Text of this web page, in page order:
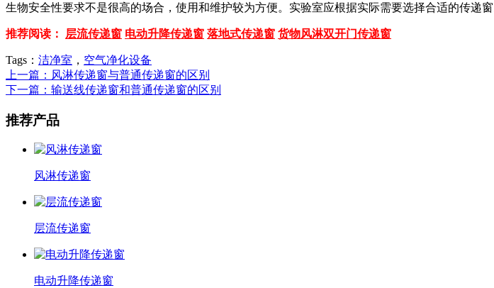
生物安全性要求不是很高的场合，使用和维护较为方便。实验室应根据实际需要选择合适的传递窗
推荐阅读： 层流传递窗 电动升降传递窗 落地式传递窗 货物风淋双开门传递窗
Tags： 洁净室 ， 空气净化设备
上一篇：风淋传递窗与普通传递窗的区别
下一篇：输送线传递窗和普通传递窗的区别
推荐产品
风淋传递窗
层流传递窗
电动升降传递窗